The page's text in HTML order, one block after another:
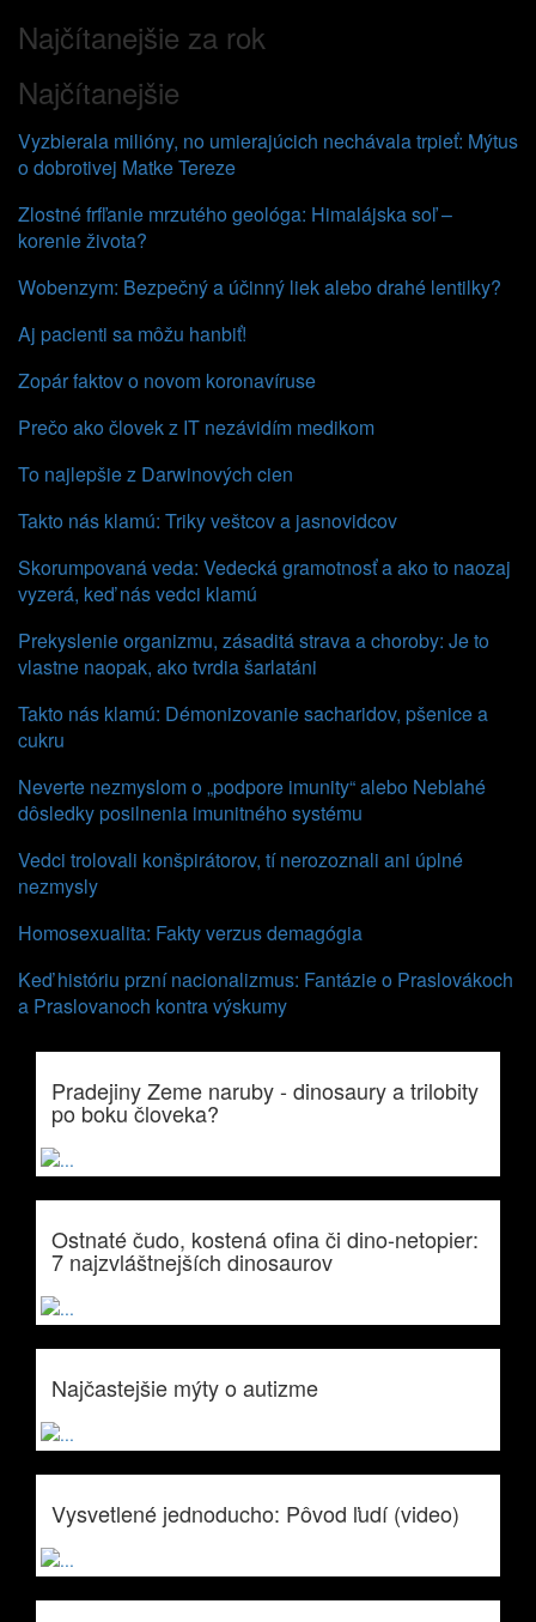
Najčítanejšie za rok
Najčítanejšie
Vyzbierala milióny, no umierajúcich nechávala trpieť: Mýtus
o dobrotivej Matke Tereze
Zlostné frfľanie mrzutého geológa: Himalájska soľ –
korenie života?
Wobenzym: Bezpečný a účinný liek alebo drahé lentilky?
Aj pacienti sa môžu hanbiť!
Zopár faktov o novom koronavíruse
Prečo ako človek z IT nezávidím medikom
To najlepšie z Darwinových cien
Takto nás klamú: Triky veštcov a jasnovidcov
Skorumpovaná veda: Vedecká gramotnosť a ako to naozaj
vyzerá, keď nás vedci klamú
Prekyslenie organizmu, zásaditá strava a choroby: Je to
vlastne naopak, ako tvrdia šarlatáni
Takto nás klamú: Démonizovanie sacharidov, pšenice a
cukru
Neverte nezmyslom o „podpore imunity“ alebo Neblahé
dôsledky posilnenia imunitného systému
Vedci trolovali konšpirátorov, tí nerozoznali ani úplné
nezmysly
Homosexualita: Fakty verzus demagógia
Keď históriu przní nacionalizmus: Fantázie o Praslovákoch
a Praslovanoch kontra výskumy
Pradejiny Zeme naruby - dinosaury a trilobity
po boku človeka?
Ostnaté čudo, kostená ofina či dino-netopier:
7 najzvláštnejších dinosaurov
Najčastejšie mýty o autizme
Vysvetlené jednoducho: Pôvod ľudí (video)